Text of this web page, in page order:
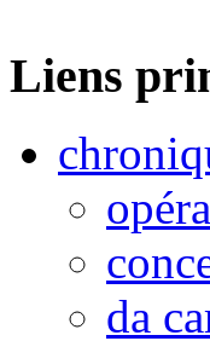
Liens
opéra
da